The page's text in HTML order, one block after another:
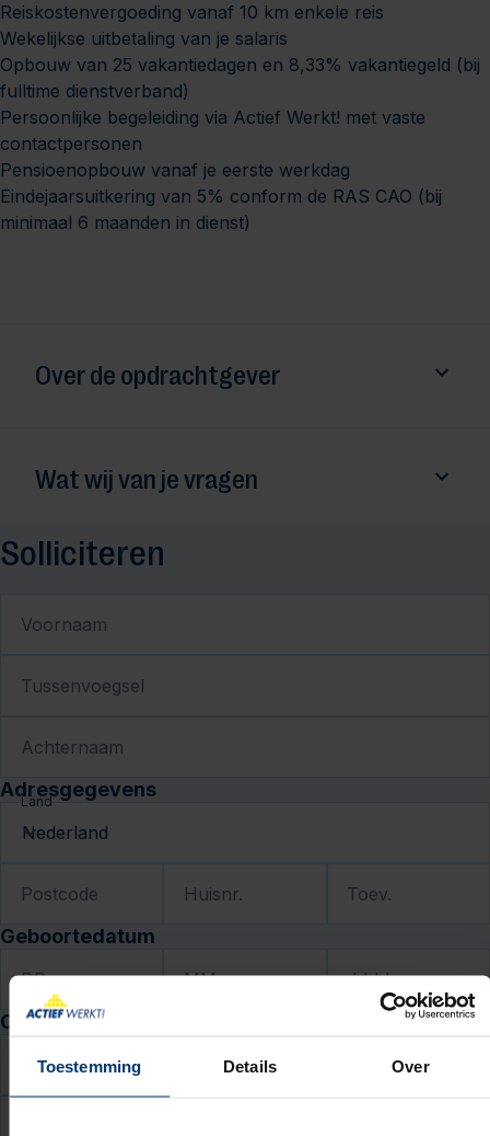
Toestemming Details Over
Reiskostenvergoeding vanaf 10 km enkele reis
Wekelijkse uitbetaling van je salaris
Opbouw van 25 vakantiedagen en 8,33% vakantiegeld (bij
fulltime dienstverband)
Persoonlijke begeleiding via Actief Werkt! met vaste
contactpersonen
Pensioenopbouw vanaf je eerste werkdag
Eindejaarsuitkering van 5% conform de RAS CAO (bij
minimaal 6 maanden in dienst)
Over de opdrachtgever
Wat wij van je vragen
Solliciteren
Voornaam
Tussenvoegsel
Achternaam
Adresgegevens
Land
Postcode Huisnr. Toev.
Geboortedatum
DD MM JJJJ
Contactgegevens
E-mail